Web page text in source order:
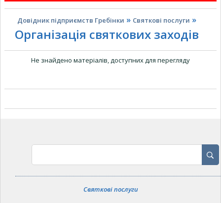
Довідник підприємств Гребінки » Святкові послуги »
Організація святкових заходів
Не знайдено матеріалів, доступних для перегляду
Святкові послуги